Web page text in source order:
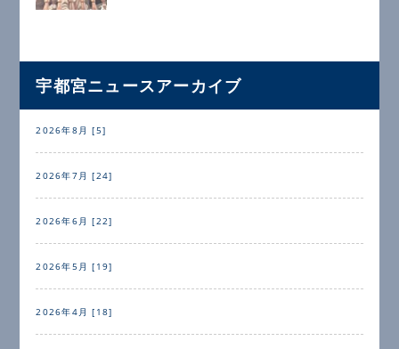
宇都宮ニュースアーカイブ
2026年8月 [5]
2026年7月 [24]
2026年6月 [22]
2026年5月 [19]
2026年4月 [18]